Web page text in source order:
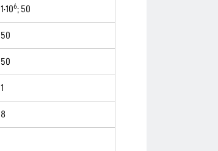
1·106; 50
50
50
1
8